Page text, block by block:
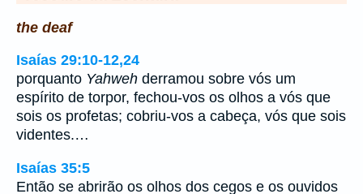
the deaf
Isaías 29:10-12,24
porquanto Yahweh derramou sobre vós um
espírito de torpor, fechou-vos os olhos a vós que
sois os profetas; cobriu-vos a cabeça, vós que sois
videntes.…
Isaías 35:5
Então se abrirão os olhos dos cegos e os ouvidos